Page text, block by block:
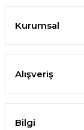
Kurumsal
Alışveriş
Bilgi